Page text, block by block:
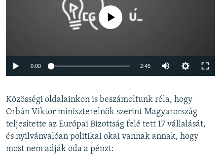
Auto 240p 360p 480p
720p 1080p
Jelenleg nincs elérhető tartalom
0:00 2:45
360p
480p
720p
Közösségi oldalainkon is beszámoltunk róla, hogy
Orbán Viktor miniszterelnök szerint Magyarország
teljesítette az Európai Bizottság felé tett 17 vállalását,
és nyilvánvalóan politikai okai vannak annak, hogy
most nem adják oda a pénzt: